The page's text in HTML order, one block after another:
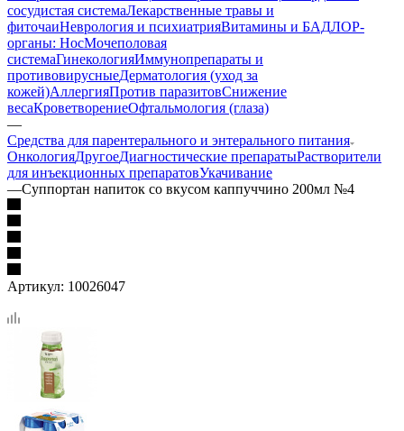
сосудистая системаЛекарственные травы и
фиточаиНеврология и психиатрияВитамины и БАДЛОР-
органы: НосМочеполовая
системаГинекологияИммунопрепараты и
противовирусныеДерматология (уход за
кожей)АллергияПротив паразитовСнижение
весаКроветворениеОфтальмология (глаза)
—
Средства для парентерального и энтерального питания
ОнкологияДругоеДиагностические препаратыРастворители
для инъекционных препаратовУкачивание
—Суппортан напиток со вкусом каппуччино 200мл №4
Артикул: 10026047